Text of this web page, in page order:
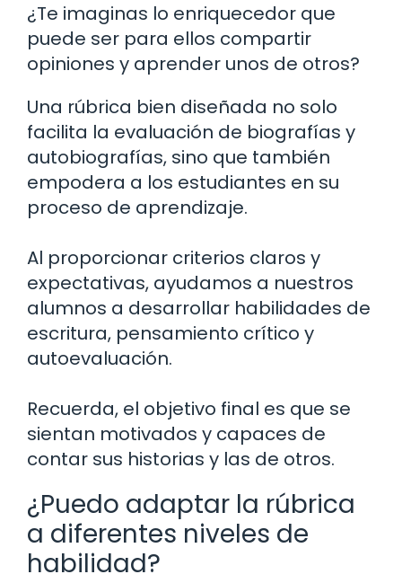
¿Te imaginas lo enriquecedor que
puede ser para ellos compartir
opiniones y aprender unos de otros?
Una rúbrica bien diseñada no solo
facilita la evaluación de biografías y
autobiografías, sino que también
empodera a los estudiantes en su
proceso de aprendizaje.
Al proporcionar criterios claros y
expectativas, ayudamos a nuestros
alumnos a desarrollar habilidades de
escritura, pensamiento crítico y
autoevaluación.
Recuerda, el objetivo final es que se
sientan motivados y capaces de
contar sus historias y las de otros.
¿Puedo adaptar la rúbrica
a diferentes niveles de
habilidad?